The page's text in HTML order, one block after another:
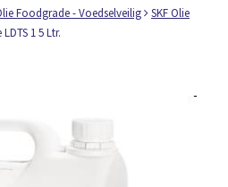
Foodgrade - Voedselveilig
SKF Olie
LDTS 1 5 Ltr.